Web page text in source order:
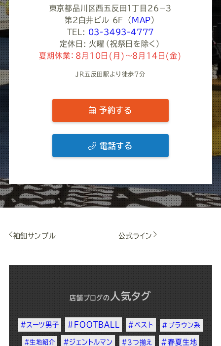
東京都品川区西五反田１丁目２６−３
第2白井ビル 6F
（ MAP ）
TEL: 03-3493-4777
定休日: 火曜（祝祭日を除く）
夏期休業：8月10日(月)～8月14日(金)
JR五反田駅より徒歩7分
予約する
電話する
袖釦サンプル 公式ライン
店舗ブログの 人気タグ
#スーツ男子 #FOOTBALL #ベスト #ブラウン系
#生地紹介 #ジェントルマン #3つ揃え #春夏生地